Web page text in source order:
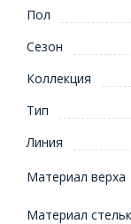
Пол
Сезон
Коллекция
Тип
Линия
Материал верха
Материал